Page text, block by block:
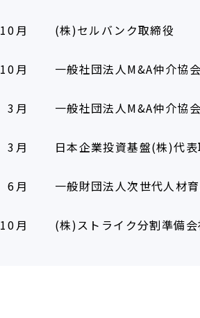
10月 (株)セルバンク取締役
10月 一般社団法人M&A仲介協
3月 一般社団法人M&A仲介協
3月 日本企業投資基盤(株)代表
6月 一般財団法人次世代人材
10月 (株)ストライク分割準備会